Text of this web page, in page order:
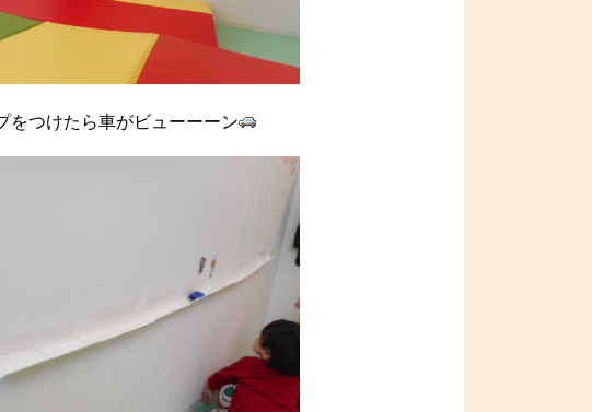
をつけたら車がビューーーン